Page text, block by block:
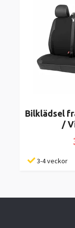
Bilklädsel
/
3-4 veckor